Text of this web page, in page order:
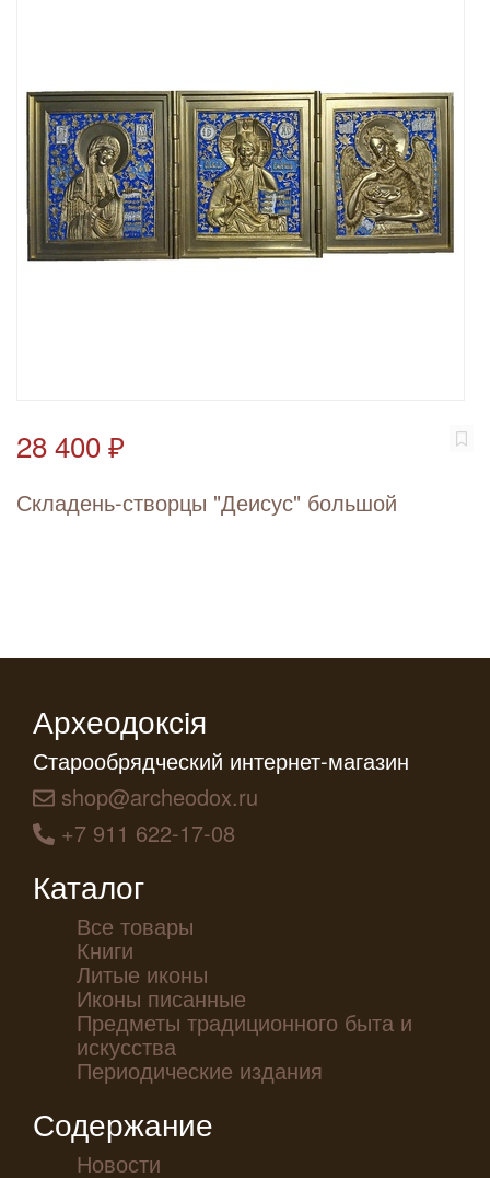
28 400 ₽
Складень-створцы "Деисус" большой
Археодоксiя
Старообрядческий интернет-магазин
shop@archeodox.ru
+7 911 622-17-08
Каталог
Все товары
Книги
Литые иконы
Иконы писанные
Предметы традиционного быта и
искусства
Периодические издания
Содержание
Новости